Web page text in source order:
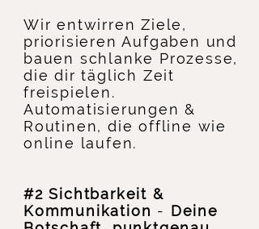
Wir entwirren Ziele,
priorisieren Aufgaben und
bauen schlanke Prozesse,
die dir täglich Zeit
freispielen.
Automatisierungen &
Routinen, die offline wie
online laufen.
#2 Sichtbarkeit &
Kommunikation - Deine